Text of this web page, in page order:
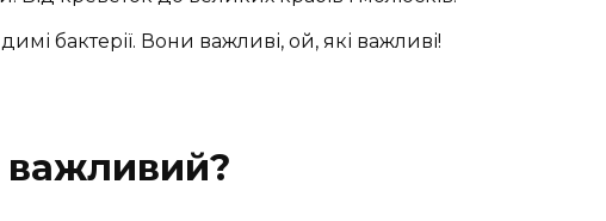
бактерії. Вони важливі, ой, які важливі!